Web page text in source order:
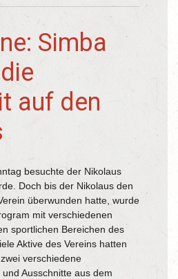
Simba
auf den
besuchte der Nikolaus
Doch bis der Nikolaus den
überwunden hatte, wurde
mit verschiedenen
sportlichen Bereichen des
Aktive des Vereins hatten
verschiedene
Ausschnitte aus dem